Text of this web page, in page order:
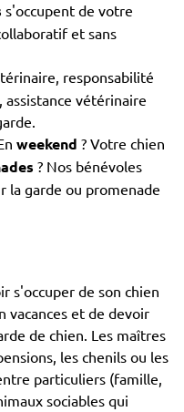
s'occupent de votre
et sans
responsabilité
vétérinaire
weekend ? Votre chien
? Nos bénévoles
la garde ou promenade
s'occuper de son chien
vacances et de devoir
de chien. Les maîtres
les chenils ou les
particuliers (famille,
sociables qui